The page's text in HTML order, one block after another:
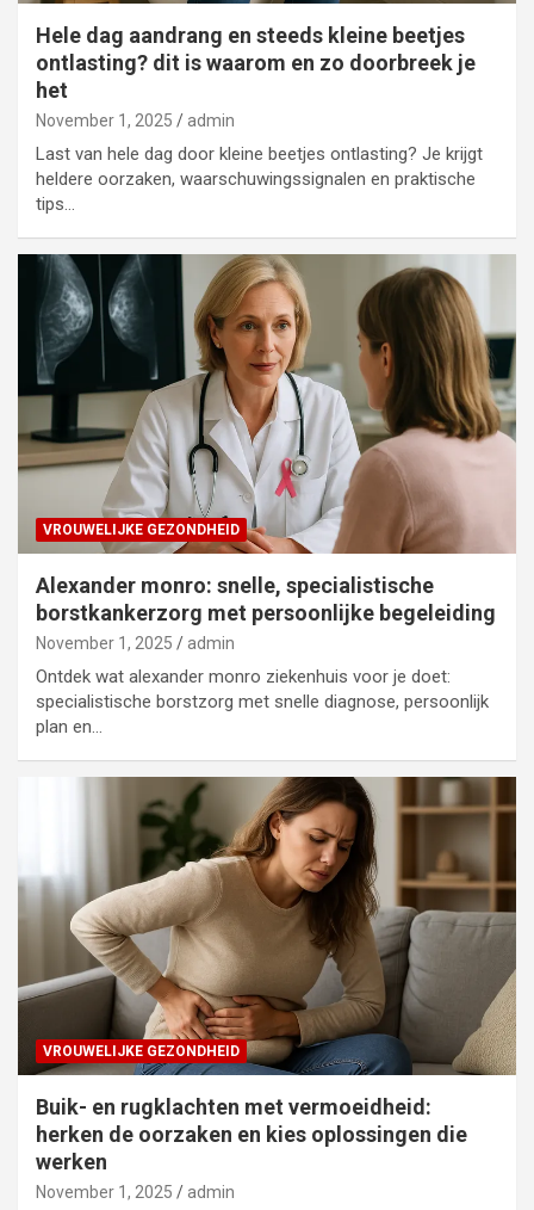
Hele dag aandrang en steeds kleine beetjes
ontlasting? dit is waarom en zo doorbreek je
het
November 1, 2025 admin
Last van hele dag door kleine beetjes ontlasting? Je krijgt
heldere oorzaken, waarschuwingssignalen en praktische
tips…
VROUWELIJKE GEZONDHEID
Alexander monro: snelle, specialistische
borstkankerzorg met persoonlijke begeleiding
November 1, 2025 admin
Ontdek wat alexander monro ziekenhuis voor je doet:
specialistische borstzorg met snelle diagnose, persoonlijk
plan en…
VROUWELIJKE GEZONDHEID
Buik- en rugklachten met vermoeidheid:
herken de oorzaken en kies oplossingen die
werken
November 1, 2025 admin